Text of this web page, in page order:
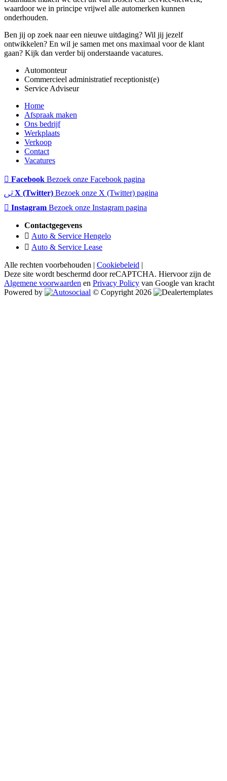
waardoor we in principe vrijwel alle automerken kunnen
onderhouden.
Ben jij op zoek naar een nieuwe uitdaging? Wil jij jezelf
ontwikkelen? En wil je samen met ons maximaal voor de klant
gaan? Kijk dan verder bij onderstaande vacatures.
Automonteur
Commercieel administratief receptionist(e)
Service Adviseur
Home
Afspraak maken
Ons bedrijf
Werkplaats
Verkoop
Contact
Vacatures
Facebook Bezoek onze Facebook pagina
X (Twitter) Bezoek onze X (Twitter) pagina
Instagram Bezoek onze Instagram pagina
Contactgegevens
Auto & Service Hengelo
Auto & Service Lease
Alle rechten voorbehouden | Cookiebeleid |
Deze site wordt beschermd door reCAPTCHA. Hiervoor zijn de
Algemene voorwaarden en Privacy Policy van Google van kracht
Powered by
© Copyright 2026